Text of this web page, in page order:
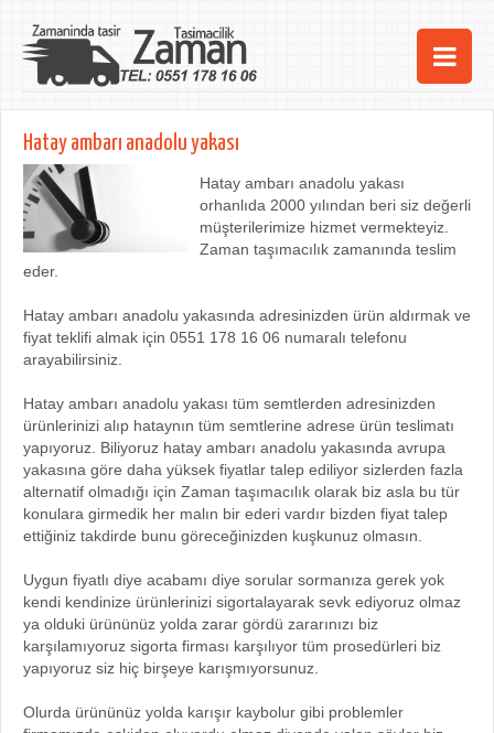
Ana Sayfa
Hizmetlerimiz
Kurumsal
iletişim
Hatay ambarı anadolu yakası
Hatay ambarı anadolu yakası
orhanlıda 2000 yılından beri siz değerli
müşterilerimize hizmet vermekteyiz.
Zaman taşımacılık zamanında teslim
eder.
Hatay ambarı anadolu yakasında adresinizden ürün aldırmak ve
fiyat teklifi almak için 0551 178 16 06 numaralı telefonu
arayabilirsiniz.
Hatay ambarı anadolu yakası tüm semtlerden adresinizden
ürünlerinizi alıp hataynın tüm semtlerine adrese ürün teslimatı
yapıyoruz. Biliyoruz hatay ambarı anadolu yakasında avrupa
yakasına göre daha yüksek fiyatlar talep ediliyor sizlerden fazla
alternatif olmadığı için Zaman taşımacılık olarak biz asla bu tür
konulara girmedik her malın bir ederi vardır bizden fiyat talep
ettiğiniz takdirde bunu göreceğinizden kuşkunuz olmasın.
Uygun fiyatlı diye acabamı diye sorular sormanıza gerek yok
kendi kendinize ürünlerinizi sigortalayarak sevk ediyoruz olmaz
ya olduki ürününüz yolda zarar gördü zararınızı biz
karşılamıyoruz sigorta firması karşılıyor tüm prosedürleri biz
yapıyoruz siz hiç birşeye karışmıyorsunuz.
Olurda ürününüz yolda karışır kaybolur gibi problemler